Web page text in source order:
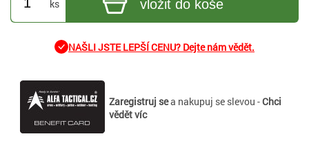
ks vložit do koše
NAŠLI JSTE LEPŠÍ CENU? Dejte nám vědět.
Zaregistruj sea nakupuj se slevou -Chci
vědět víc